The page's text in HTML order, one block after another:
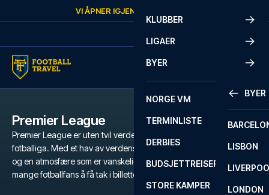
VI ÅPNER IGJEN
KLUBBER
LIGAER
BYER
BYER
LISBON
LONDON
NORGE VM
TERMINLISTE
DERBIES
BUDSJETTREISER
STORE KAMPER
Premier League
Premier League er uten tvil verdens mest populære og intense
fotballiga. Med et hav av verdensstjerner, legendariske klubber
og en atmosfære som er vanskelig å matche, er det en drøm for
mange fotballfans å få tak i billetter til Premier League.